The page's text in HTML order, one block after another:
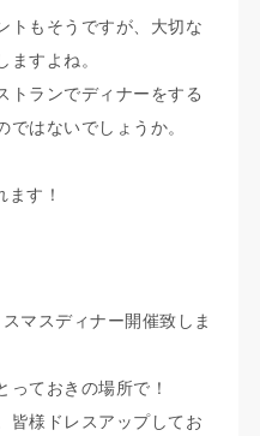
トもそうですが、大切な
ますよね。
トランでディナーをする
はないでしょうか。
す！
マスディナー開催致しま
っておきの場所で！
皆様ドレスアップしてお